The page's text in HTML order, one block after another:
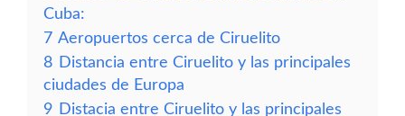
Cuba:
7 Aeropuertos cerca de Ciruelito
8 Distancia entre Ciruelito y las principales
ciudades de Europa
9 Distacia entre Ciruelito y las principales